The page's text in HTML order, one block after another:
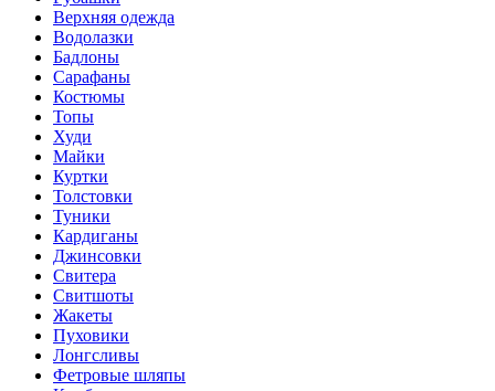
Верхняя одежда
Водолазки
Бадлоны
Сарафаны
Костюмы
Топы
Худи
Майки
Куртки
Толстовки
Туники
Кардиганы
Джинсовки
Свитера
Свитшоты
Жакеты
Пуховики
Лонгсливы
Фетровые шляпы